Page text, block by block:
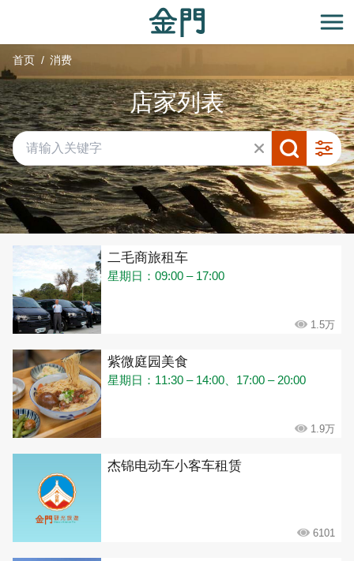
主
要
内
容
区
块
开
首页 消费
店家列表
共有 432 间店家
二毛商旅租车
星期日：09:00 – 17:00
1.5万
紫微庭园美食
星期日：11:30 – 14:00、17:00 – 20:00
1.9万
杰锦电动车小客车租赁
6101